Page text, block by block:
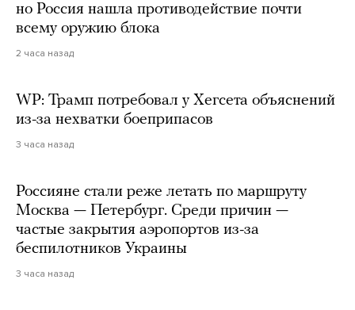
но Россия нашла противодействие почти
всему оружию блока
2 часа назад
WP: Трамп потребовал у Хегсета объяснений
из-за нехватки боеприпасов
3 часа назад
Россияне стали реже летать по маршруту
Москва — Петербург. Среди причин —
частые закрытия аэропортов из-за
беспилотников Украины
3 часа назад